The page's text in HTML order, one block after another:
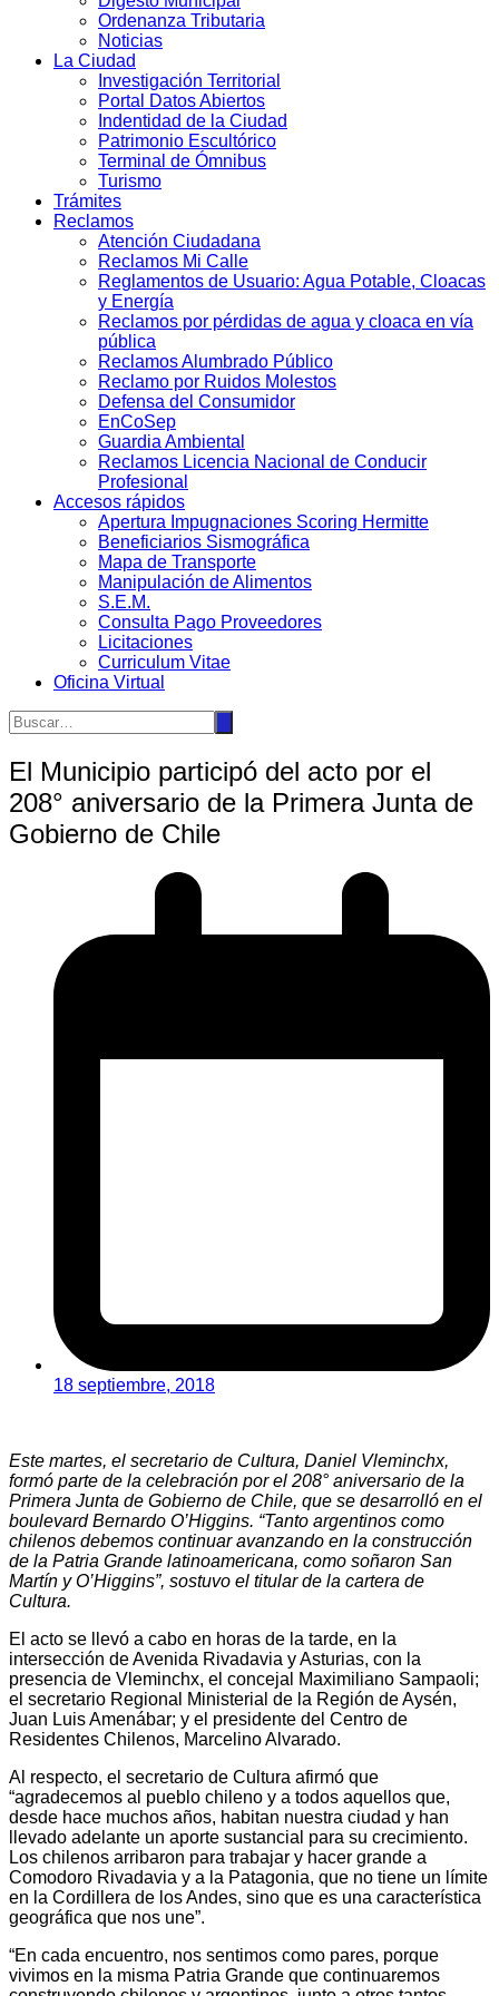
Ordenanza Tributaria
Noticias
La Ciudad
Investigación Territorial
Portal Datos Abiertos
Indentidad de la Ciudad
Patrimonio Escultórico
Terminal de Ómnibus
Turismo
Trámites
Reclamos
Atención Ciudadana
Reclamos Mi Calle
Reglamentos de Usuario: Agua Potable, Cloacas
y Energía
Reclamos por pérdidas de agua y cloaca en vía
pública
Reclamos Alumbrado Público
Reclamo por Ruidos Molestos
Defensa del Consumidor
EnCoSep
Guardia Ambiental
Reclamos Licencia Nacional de Conducir
Profesional
Accesos rápidos
Apertura Impugnaciones Scoring Hermitte
Beneficiarios Sismográfica
Mapa de Transporte
Manipulación de Alimentos
S.E.M.
Consulta Pago Proveedores
Licitaciones
Curriculum Vitae
Oficina Virtual
El Municipio participó del acto por el
208° aniversario de la Primera Junta de
Gobierno de Chile
18 septiembre, 2018
Este martes, el secretario de Cultura, Daniel Vleminchx,
formó parte de la celebración por el 208° aniversario de la
Primera Junta de Gobierno de Chile, que se desarrolló en el
boulevard Bernardo O’Higgins. “Tanto argentinos como
chilenos debemos continuar avanzando en la construcción
de la Patria Grande latinoamericana, como soñaron San
Martín y O’Higgins”, sostuvo el titular de la cartera de
Cultura.
El acto se llevó a cabo en horas de la tarde, en la
intersección de Avenida Rivadavia y Asturias, con la
presencia de Vleminchx, el concejal Maximiliano Sampaoli;
el secretario Regional Ministerial de la Región de Aysén,
Juan Luis Amenábar; y el presidente del Centro de
Residentes Chilenos, Marcelino Alvarado.
Al respecto, el secretario de Cultura afirmó que
“agradecemos al pueblo chileno y a todos aquellos que,
desde hace muchos años, habitan nuestra ciudad y han
llevado adelante un aporte sustancial para su crecimiento.
Los chilenos arribaron para trabajar y hacer grande a
Comodoro Rivadavia y a la Patagonia, que no tiene un límite
en la Cordillera de los Andes, sino que es una característica
geográfica que nos une”.
“En cada encuentro, nos sentimos como pares, porque
vivimos en la misma Patria Grande que continuaremos